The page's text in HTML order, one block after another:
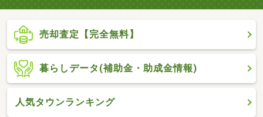
売却査定【完全無料】
暮らしデータ(補助金・助成金情報)
人気タウンランキング